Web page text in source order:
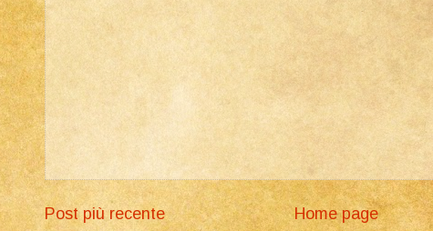
Post più recente Home page